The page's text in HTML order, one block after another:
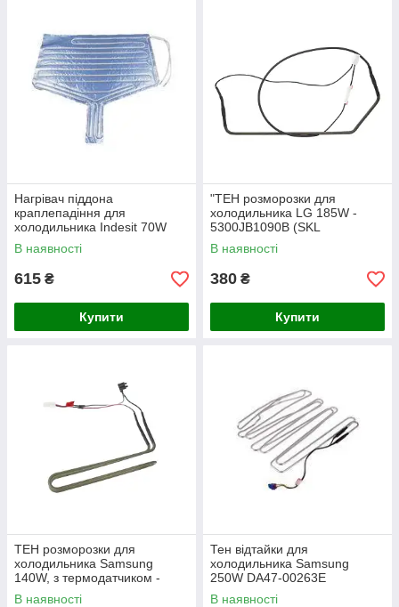
Нагрівач піддона
краплепадіння для
холодильника Indesit 70W
C00851066
В наявності
615 ₴
Купити
"ТЕН розморозки для
холодильника LG 185W -
5300JB1090B (SKL
HTF002LG)"
В наявності
380 ₴
Купити
ТЕН розморозки для
холодильника Samsung
140W, з термодатчиком -
DA47-00247K
В наявності
Тен відтайки для
холодильника Samsung
250W DA47-00263E
В наявності